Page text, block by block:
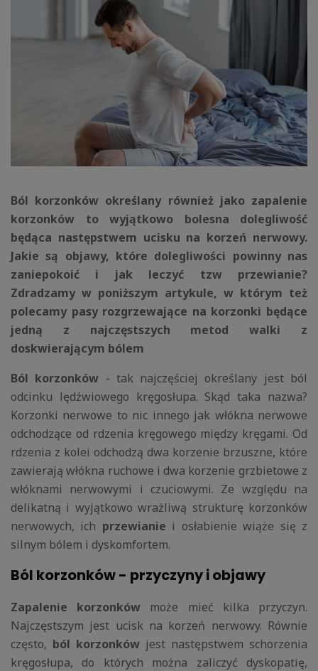
Ból korzonków określany również jako zapalenie
korzonków to wyjątkowo bolesna dolegliwość
będąca następstwem ucisku na korzeń nerwowy.
Jakie są objawy, które dolegliwości powinny nas
zaniepokoić i jak leczyć tzw przewianie?
Zdradzamy w poniższym artykule, w którym też
polecamy pasy rozgrzewające na korzonki będące
jedną z najczęstszych metod walki z
doskwierającym bólem
Ból korzonków - tak najczęściej określany jest ból
odcinku lędźwiowego kręgosłupa. Skąd taka nazwa?
Korzonki nerwowe to nic innego jak włókna nerwowe
odchodzące od rdzenia kręgowego między kręgami. Od
rdzenia z kolei odchodzą dwa korzenie brzuszne, które
zawierają włókna ruchowe i dwa korzenie grzbietowe z
włóknami nerwowymi i czuciowymi. Ze względu na
delikatną i wyjątkowo wrażliwą strukturę korzonków
nerwowych, ich przewianie i osłabienie wiąże się z
silnym bólem i dyskomfortem.
Ból korzonków - przyczyny i objawy
Zapalenie korzonków może mieć kilka przyczyn.
Najczęstszym jest ucisk na korzeń nerwowy. Równie
często, ból korzonków jest następstwem schorzenia
kręgosłupa, do których można zaliczyć dyskopatię,